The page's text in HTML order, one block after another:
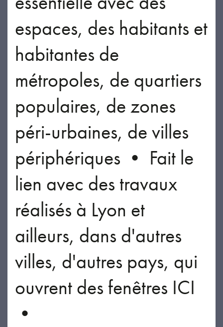
espaces, des habitants et
habitantes de
métropoles, de quartiers
populaires, de zones
péri-urbaines, de villes
périphériques • Fait le
lien avec des travaux
réalisés à Lyon et
ailleurs, dans d'autres
villes, d'autres pays, qui
ouvrent des fenêtres ICI
•